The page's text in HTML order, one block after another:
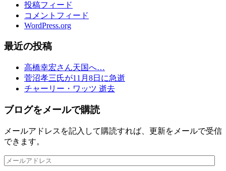
投稿フィード
コメントフィード
WordPress.org
最近の投稿
高橋幸宏さん天国へ…
菅沼孝三氏が11月8日に急逝
チャーリー・ワッツ 逝去
ブログをメールで購読
メールアドレスを記入して購読すれば、更新をメールで受信
できます。
メ